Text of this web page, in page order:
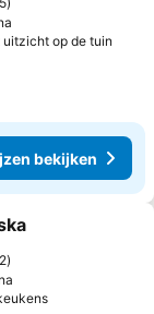
op de tuin
bekijken
favorieten
Prijzen